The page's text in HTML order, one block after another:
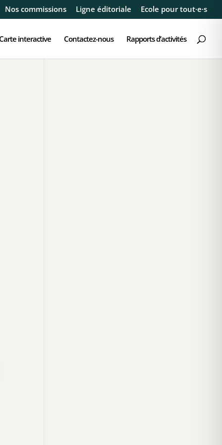
Nos commissions Ligne éditoriale Ecole pour tout·e·s
Carte interactive Contactez-nous Rapports d’activités